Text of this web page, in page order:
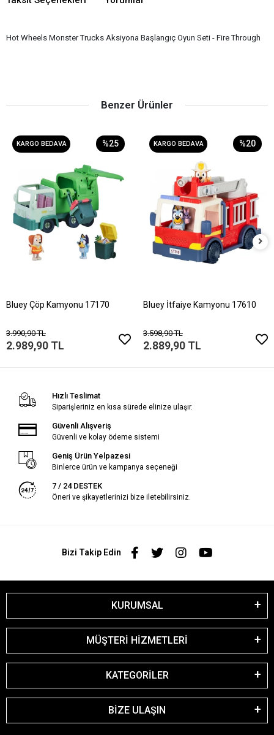
Hot Wheels Monster Trucks Aksiyona Başlangıç Oyun Seti - Fire Through
Benzer Ürünler
KARGO BEDAVA %25
Bluey Çöp Kamyonu 17170
3.990,90 TL
2.989,90 TL
KARGO BEDAVA %20
Bluey İtfaiye Kamyonu 17610
3.598,90 TL
2.889,90 TL
Hızlı Teslimat
Siparişleriniz en kısa sürede elinize ulaşır.
Güvenli Alışveriş
Güvenli ve kolay ödeme sistemi
Geniş Ürün Yelpazesi
Binlerce ürün ve kampanya seçeneği
7 / 24 DESTEK
Öneri ve şikayetlerinizi bize iletebilirsiniz.
Bizi Takip Edin
KURUMSAL
MÜŞTERİ HİZMETLERİ
KATEGORİLER
BİZE ULAŞIN